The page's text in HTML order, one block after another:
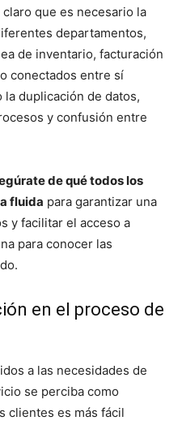
que es necesario la
departamentos,
de inventario, facturación
conectados entre sí
duplicación de datos,
y confusión entre
de qué todos los
fluida para garantizar una
y facilitar el acceso a
para conocer las
en el proceso de
a las necesidades de
se perciba como
clientes es más fácil